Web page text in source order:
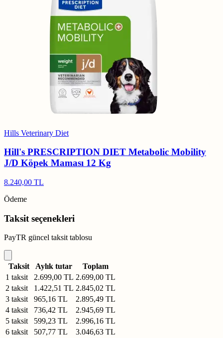
Hills Veterinary Diet
Hill's PRESCRIPTION DIET Metabolic Mobility
J/D Köpek Maması 12 Kg
8.240,00 TL
Ödeme
Taksit seçenekleri
PayTR güncel taksit tablosu
Taksit Aylık tutar
Toplam
1 taksit
2.699,00 TL 2.699,00 TL
2 taksit
1.422,51 TL 2.845,02 TL
3 taksit
965,16 TL
2.895,49 TL
4 taksit
736,42 TL
2.945,69 TL
5 taksit
599,23 TL
2.996,16 TL
6 taksit
507,77 TL
3.046,63 TL